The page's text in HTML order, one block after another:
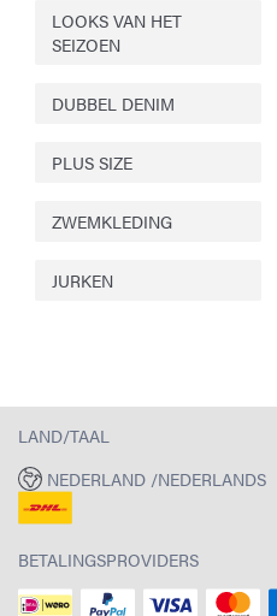
LOOKS VAN HET
SEIZOEN
DUBBEL DENIM
PLUS SIZE
ZWEMKLEDING
JURKEN
LAND/TAAL
NEDERLAND /NEDERLANDS
BETALINGSPROVIDERS